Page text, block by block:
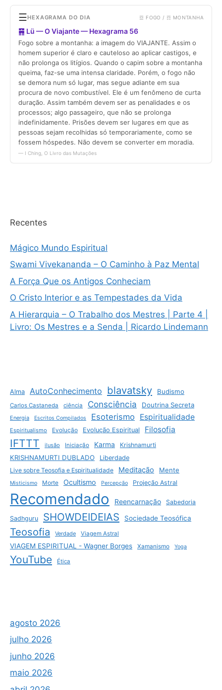
Recentes
Mágico Mundo Espiritual
Swami Vivekananda – O Caminho à Paz Mental
A Força Que os Antigos Conheciam
O Cristo Interior e as Tempestades da Vida
A Hierarquia – O Trabalho dos Mestres | Parte 4 |
Livro: Os Mestres e a Senda | Ricardo Lindemann
Alma AutoConhecimento blavatsky Budismo
Carlos Castaneda ciência Consciência Doutrina Secreta
Energia Escritos Compilados Esoterismo Espiritualidade
Espiritualismo Evolução Evolução Espiritual Filosofia
IFTTT ilusão Iniciação Karma Krishnamurti
KRISHNAMURTI DUBLADO
Liberdade
Live sobre Teosofia e Espiritualidade
Meditação Mente
Misticismo Morte Ocultismo Percepção Projeção Astral
Recomendado Reencarnação Sabedoria
Sadhguru SHOWDEIDEIAS Sociedade Teosófica
Teosofia Verdade Viagem Astral
VIAGEM ESPIRITUAL - Wagner Borges Xamanismo Yoga
YouTube Ética
agosto 2026
julho 2026
junho 2026
maio 2026